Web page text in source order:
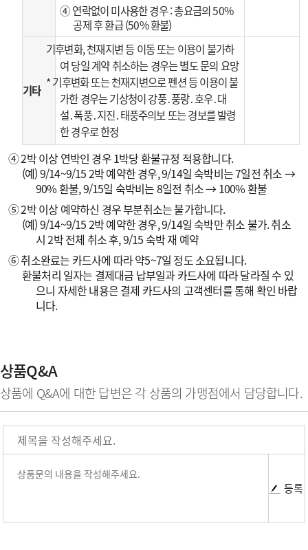
④ 연락없이 미사용한 경우 : 총요금의 50%
공제 후 환급 (50% 환불)
기타
기후변화, 천재지변 등 이동 또는 이용이 불가하
여 당일 계약 취소하는 경우는 별도 문의 요망
* 기후변화 또는 천재지변으로 펜션 등 이용이 불
가한 경우는 기상청이 강풍․풍랑․호우․대
설․폭풍․지진․태풍주의보 또는 경보를 발령
한 경우로 한정
④ 2박 이상 연박인 경우 1박당 환불규정 적용합니다.
(예) 9/14~9/15 2박 예약한 경우, 9/14일 숙박비는 7일전 취소 →
90% 환불, 9/15일 숙박비는 8일전 취소 → 100% 환불
⑤ 2박 이상 예약하신 경우 부분취소는 불가합니다.
(예) 9/14~9/15 2박 예약한 경우, 9/14일 숙박만 취소 불가. 취소
시 2박 전체 취소 후, 9/15 숙박 재 예약
⑥ 취소완료는 카드사에 따라 약5~7일 정도 소요됩니다.
환불처리 일자는 결제대금 납부일과 카드사에 따라 달라질 수 있
으니 자세한 내용은 결제 카드사의 고객센터를 통해 확인 바랍
니다.
상품Q&A
상품에 Q&A에 대한 답변은 각 상품의 가맹점에서 담당합니다.
등록